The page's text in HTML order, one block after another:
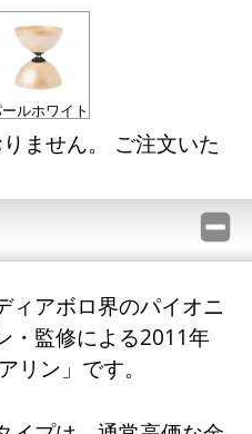
ルホワイト
ません。 ご注文いた
ィアボロ界のパイオニ
・監修による2011年
リン」です。